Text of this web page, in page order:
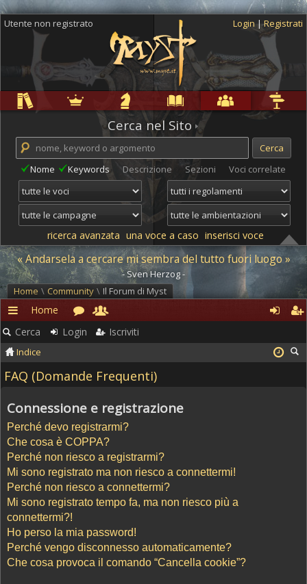
Utente non registrato Login |Registrati
Cerca nel Sito
Nome Keywords Descrizione Sezioni Voci correlate
ricerca avanzata una voce a caso inserisci voce
« Andarsela a cercare mi sembra del tutto fuori luogo »
- Sven Herzog -
Home \ Community \ Il Forum di Myst
Rapidi
Home
Cerca
Login Iscriviti
Indice
FAQ (Domande Frequenti)
Connessione e registrazione
Perché devo registrarmi?
Che cosa è COPPA?
Perché non riesco a registrarmi?
Mi sono registrato ma non riesco a connettermi!
Perché non riesco a connettermi?
Mi sono registrato tempo fa, ma non riesco più a
connettermi?!
Ho perso la mia password!
Perché vengo disconnesso automaticamente?
Che cosa provoca il comando “Cancella cookie”?